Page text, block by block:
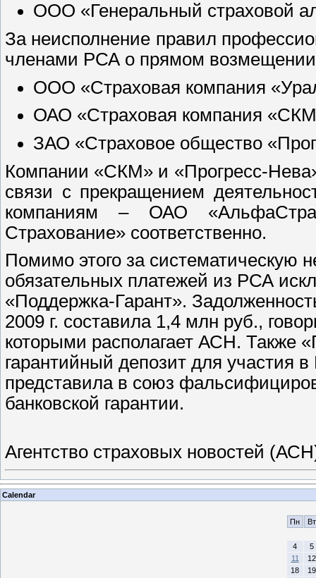
ООО «Генеральный страховой
За неисполнение правил
членами РСА о прямом
ООО «Страховая компания
ОАО «Страховая компания
ЗАО «Страховое общество
Компании «СКМ» и «Прогресс-
связи с прекращением
компаниям – ОАО
Страхование» соответственно.
Помимо этого за систематическую
обязательных платежей из РСА
«Поддержка-Гарант».
2009 г. составила 1,4 млн руб.,
которыми располагает АСН. Также
гарантийный депозит для
представила в союз
банковской гарантии.
Агентство страховых новостей
Calendar
Пн Вт
4
5
11
12
18
19